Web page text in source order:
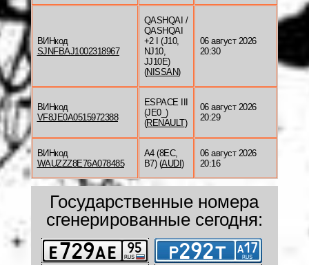
ВИНкод
SJNFBAJ1002318967
QASHQAI /
QASHQAI
+2 I (J10,
NJ10,
JJ10E)
(NISSAN)
06 август 2026
20:30
ВИНкод
VF8JE0A0515972388
ESPACE III
(JE0_)
(RENAULT)
06 август 2026
20:29
ВИНкод
WAUZZZ8E76A078485
A4 (8EC,
B7) (AUDI )
06 август 2026
20:16
Государственные номера
сгенерированные сегодня: